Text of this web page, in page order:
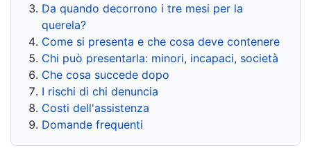
Da quando decorrono i tre mesi per la
querela?
Come si presenta e che cosa deve contenere
Chi può presentarla: minori, incapaci, società
Che cosa succede dopo
I rischi di chi denuncia
Costi dell'assistenza
Domande frequenti